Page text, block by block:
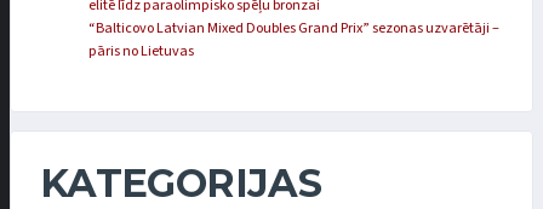
elitē līdz paraolimpisko spēļu bronzai
“Balticovo Latvian Mixed Doubles Grand Prix” sezonas uzvarētāji –
pāris no Lietuvas
KATEGORIJAS